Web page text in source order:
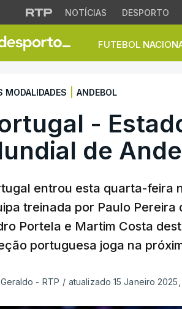
NOTÍCIAS DESPORTO
FUTEBOL
-
MODALIDADES ANDEBOL
-
de
entrou esta quarta-feira
treinada por Paulo Pereira
Portela e Martim Costa
portuguesa joga na
- RTP / atualizado 15 Janeiro 2025,